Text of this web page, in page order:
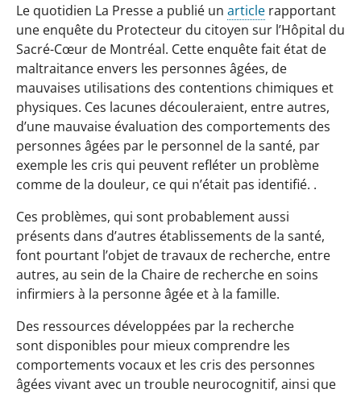
Le quotidien La Presse a publié un article rapportant
une enquête du Protecteur du citoyen sur l’Hôpital du
Sacré-Cœur de Montréal. Cette enquête fait état de
maltraitance envers les personnes âgées, de
mauvaises utilisations des contentions chimiques et
physiques. Ces lacunes découleraient, entre autres,
d’une mauvaise évaluation des comportements des
personnes âgées par le personnel de la santé, par
exemple les cris qui peuvent refléter un problème
comme de la douleur, ce qui n’était pas identifié. .
Ces problèmes, qui sont probablement aussi
présents dans d’autres établissements de la santé,
font pourtant l’objet de travaux de recherche, entre
autres, au sein de la Chaire de recherche en soins
infirmiers à la personne âgée et à la famille.
Des ressources développées par la recherche
sont disponibles pour mieux comprendre les
comportements vocaux et les cris des personnes
âgées vivant avec un trouble neurocognitif, ainsi que